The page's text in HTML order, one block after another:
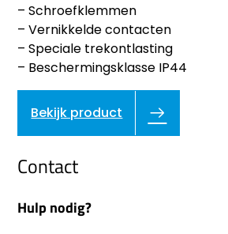
– Schroefklemmen
– Vernikkelde contacten
– Speciale trekontlasting
– Beschermingsklasse IP44
Bekijk product
Contact
Hulp nodig?